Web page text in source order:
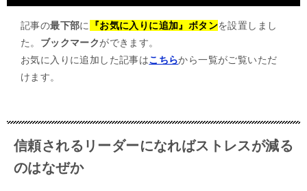
記事の最下部に 『お気に入りに追加』ボタンを設置しまし
た。 ブックマークができます。
お気に入りに追加した記事はこちらから一覧がご覧いただ
けます。
信頼されるリーダーになればストレスが減る
のはなぜか